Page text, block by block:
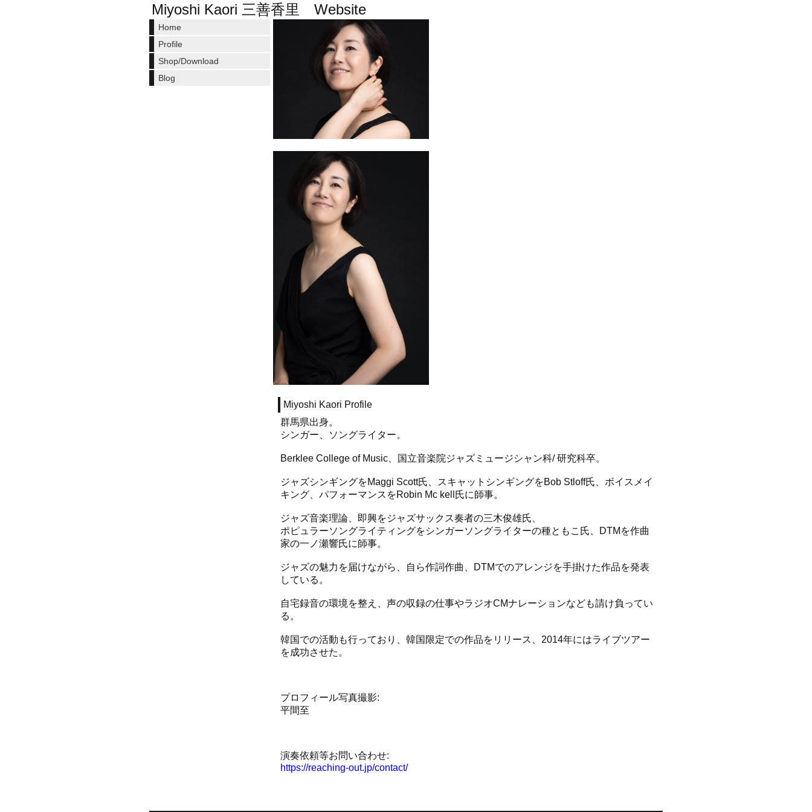
Miyoshi Kaori 三善香里 Website
Miyoshi Kaori Profile
群馬県出身。
シンガー、ソングライター。
Berklee College of Music、国立音楽院ジャズミュージシャン科/ 研究科卒。
ジャズシンギングをMaggi Scott氏、スキャットシンギングをBob Stloff氏、ボイスメイ
キング、パフォーマンスをRobin Mc kell氏に師事。
ジャズ音楽理論、即興をジャズサックス奏者の三木俊雄氏、
ポピュラーソングライティングをシンガーソングライターの種ともこ氏、DTMを作曲
家の一ノ瀬響氏に師事。
ジャズの魅力を届けながら、自ら作詞作曲、DTMでのアレンジを手掛けた作品を発表
している。
自宅録音の環境を整え、声の収録の仕事やラジオCMナレーションなども請け負ってい
る。
韓国での活動も行っており、韓国限定での作品をリリース、2014年にはライブツアー
を成功させた。
プロフィール写真撮影:
平間至
演奏依頼等お問い合わせ:
https://reaching-out.jp/contact/
Home
Profile
Shop/Download
Blog